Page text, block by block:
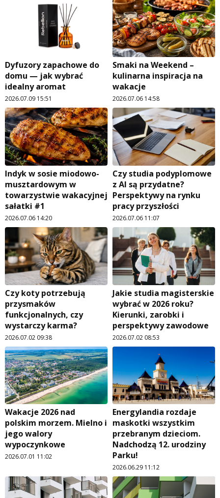
Dyfuzory zapachowe do
domu — jak wybrać
idealny aromat
2026.07.09 15:51
Smaki na Weekend –
kulinarna inspiracja na
wakacje
2026.07.06 14:58
Indyk w sosie miodowo-
musztardowym w
towarzystwie wakacyjnej
sałatki #1
2026.07.06 14:20
Czy studia podyplomowe
z AI są przydatne?
Perspektywy na rynku
pracy przyszłości
2026.07.06 11:07
Czy koty potrzebują
przysmaków
funkcjonalnych, czy
wystarczy karma?
2026.07.02 09:38
Jakie studia magisterskie
wybrać w 2026 roku?
Kierunki, zarobki i
perspektywy zawodowe
2026.07.02 08:53
Wakacje 2026 nad
polskim morzem. Mielno i
jego walory
wypoczynkowe
2026.07.01 11:02
Energylandia rozdaje
maskotki wszystkim
przebranym dzieciom.
Nadchodzą 12. urodziny
Parku!
2026.06.29 11:12